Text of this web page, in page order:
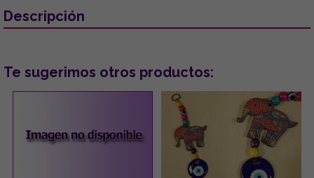
Descripción
Te sugerimos otros productos: